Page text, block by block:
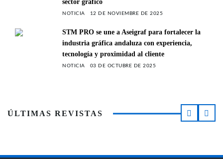
sector gráfico
NOTICIA 12 DE NOVIEMBRE DE 2025
STM PRO se une a Aseigraf para fortalecer la
industria gráfica andaluza con experiencia,
tecnología y proximidad al cliente
NOTICIA 03 DE OCTUBRE DE 2025
ÚLTIMAS REVISTAS